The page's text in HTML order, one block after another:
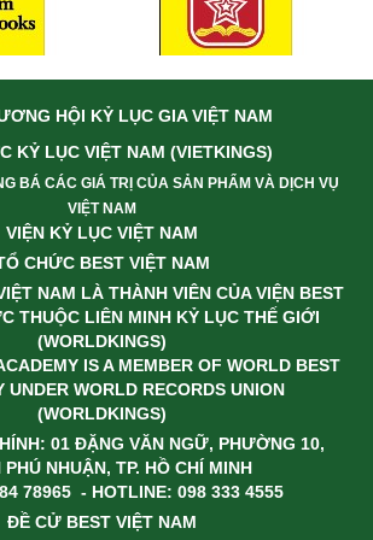
HỘI KỶ LỤC GIA VIỆT NAM
KỶ LỤC VIỆT NAM (VIETKINGS)
BÁ CÁC GIÁ TRỊ CỦA SẢN PHẨM VÀ DỊCH VỤ
VIỆT NAM
VIỆN KỶ LỤC VIỆT NAM
CHỨC BEST VIỆT NAM
NAM LÀ THÀNH VIÊN CỦA VIỆN BEST
THUỘC LIÊN MINH KỶ LỤC THẾ GIỚI
(WORLDKINGS)
IS A MEMBER OF WORLD BEST
UNDER WORLD RECORDS UNION
(WORLDKINGS)
01 ĐẶNG VĂN NGỮ, PHƯỜNG 10,
PHÚ NHUẬN, TP. HỒ CHÍ MINH
78965 - HOTLINE: 098 333 4555
ĐỀ CỬ BEST VIỆT NAM